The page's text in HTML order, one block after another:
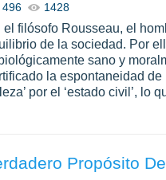
496 1428
el filósofo Rousseau, el
de la sociedad. Por
sano y
la espontaneidad
por el ‘estado civil’, lo
Propósito